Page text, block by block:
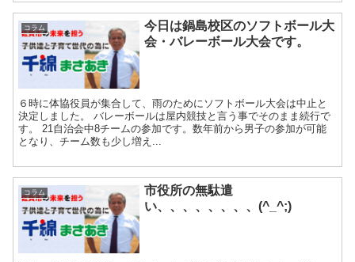
コラム
今日は鍋島校区のソフトボール大
会・バレーボール大会です。
６時に体協役員が集合して、雨のためにソフトボール大会は中止と
決定しました。 バレーボールは屋内競技と言う事でそのまま続行で
す。 21自治会中8チームの参加です。数年前から男子の参加が可能
となり、チーム数も少し増え...
コラム
市役所の無駄遣
い、、、、、、、、(^_^;)